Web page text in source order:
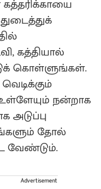
கத்தியால்
கொள்ளுங்கள்.
நன்றாக
அடுப்பு
தோல்
வேண்டும்.
Advertisement